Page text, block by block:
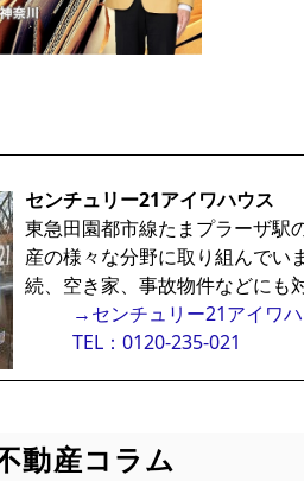
センチュリー21アイワハウス
東急田園都市線たまプラーザ駅
産の様々な分野に取り組んでい
続、空き家、事故物件などにも
→センチュリー21アイワ
TEL：0120-235-021
動産コラム